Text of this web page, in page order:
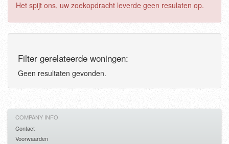
Het spijt ons, uw zoekopdracht leverde geen resulaten op.
Filter gerelateerde woningen:
Geen resultaten gevonden.
COMPANY INFO
Contact
Voorwaarden